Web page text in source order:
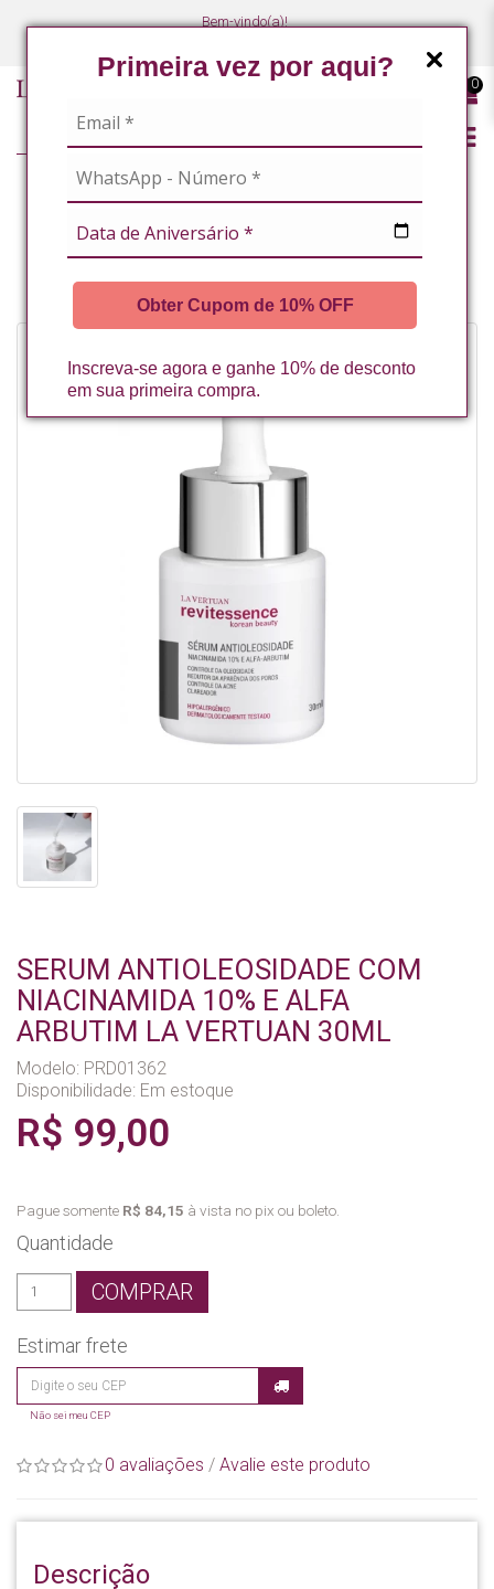
Primeira vez por aqui?
Obter Cupom de 10% OFF
Inscreva-se agora e ganhe 10% de desconto
em sua primeira compra.
Bem-vindo(a)!
0
VERTUAN 30ML
SERUM ANTIOLEOSIDADE COM
NIACINAMIDA 10% E ALFA
ARBUTIM LA VERTUAN 30ML
Modelo: PRD01362
Disponibilidade: Em estoque
R$ 99,00
Pague somente R$ 84,15 à vista no pix ou boleto.
Quantidade
COMPRAR
Estimar frete
Não sei meu CEP
0 avaliações / Avalie este produto
Descrição